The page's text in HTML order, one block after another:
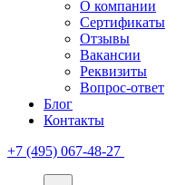
О компании
Сертификаты
Отзывы
Вакансии
Реквизиты
Вопрос-ответ
Блог
Контакты
+7 (495) 067-48-27